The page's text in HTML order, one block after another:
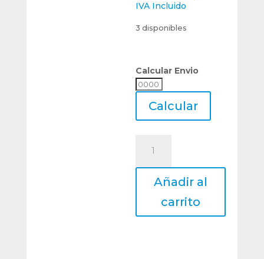
IVA Incluido
3 disponibles
Calcular Envio
Calcular
Calcular
Terraja
Roscar
Añadir al
carrito